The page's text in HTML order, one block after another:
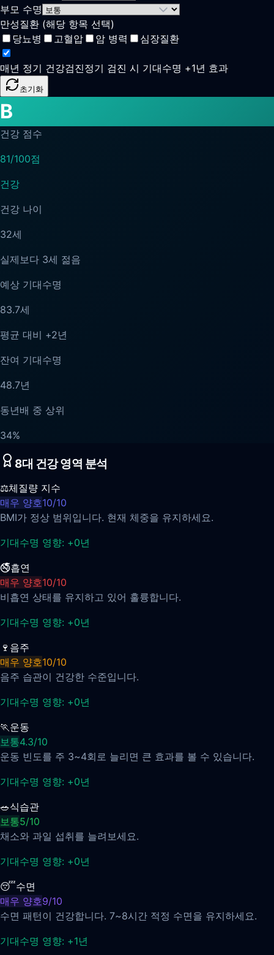
부모 수명
만성질환 (해당 항목 선택)
당뇨병
고혈압 암 병력 심장질환
매년 정기 건강검진정기 검진 시 기대수명 +1년 효과
초기화
B
건강 점수
81/100점
건강
건강 나이
32세
실제보다 3세 젊음
예상 기대수명
83.7세
평균 대비 +2년
잔여 기대수명
48.7년
동년배 중 상위
34%
8대 건강 영역 분석
⚖️체질량 지수
매우 양호10/10
BMI가 정상 범위입니다. 현재 체중을 유지하세요.
기대수명 영향: +0년
🚭흡연
매우 양호10/10
비흡연 상태를 유지하고 있어 훌륭합니다.
기대수명 영향: +0년
🍷 음주
매우 양호10/10
음주 습관이 건강한 수준입니다.
기대수명 영향: +0년
🏃운동
보통4.3/10
운동 빈도를 주 3~4회로 늘리면 큰 효과를 볼 수 있습니다.
기대수명 영향: +0년
🥗식습관
보통5/10
채소와 과일 섭취를 늘려보세요.
기대수명 영향: +0년
😴수면
매우 양호9/10
수면 패턴이 건강합니다. 7~8시간 적정 수면을 유지하세요.
기대수명 영향: +1년